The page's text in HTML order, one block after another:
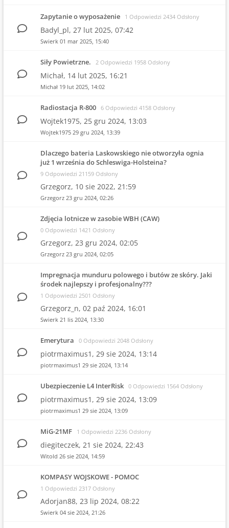
Zapytanie o wyposażenie 1 Odpowiedzi 2434 Odsłony
Badyl_pl, 27 lut 2025, 07:42
Swierk 01 mar 2025, 15:40
Siły Powietrzne. 2 Odpowiedzi 1958 Odsłony
Michał, 14 lut 2025, 16:21
Michał 19 lut 2025, 14:02
Radiostacja R-800 6 Odpowiedzi 4158 Odsłony
Wojtek1975, 25 gru 2024, 13:03
Wojtek1975 29 gru 2024, 13:39
Dlaczego bateria Laskowskiego nie otworzyła ognia
już 1 września do Schleswiga-Holsteina?
9 Odpowiedzi 21159 Odsłony
Grzegorz, 10 sie 2022, 21:59
Grzegorz 23 gru 2024, 02:26
Zdjęcia lotnicze w zasobie WBH (CAW)
0 Odpowiedzi 1421 Odsłony
Grzegorz, 23 gru 2024, 02:05
Grzegorz 23 gru 2024, 02:05
Impregnacja munduru polowego i butów ze skóry. Jaki
środek najlepszy i profesjonalny???
1 Odpowiedzi 2501 Odsłony
Grzegorz_n, 02 paź 2024, 16:01
Swierk 21 lis 2024, 13:30
Emerytura 0 Odpowiedzi 2048 Odsłony
piotrmaximus1, 29 sie 2024, 13:14
piotrmaximus1 29 sie 2024, 13:14
Ubezpieczenie L4 InterRisk 0 Odpowiedzi 1564 Odsłony
piotrmaximus1, 29 sie 2024, 13:09
piotrmaximus1 29 sie 2024, 13:09
MiG-21MF 1 Odpowiedzi 2236 Odsłony
diegiteczek, 21 sie 2024, 22:43
Witold 26 sie 2024, 14:59
KOMPASY WOJSKOWE - POMOC
1 Odpowiedzi 2317 Odsłony
Adorjan88, 23 lip 2024, 08:22
Swierk 04 sie 2024, 21:26